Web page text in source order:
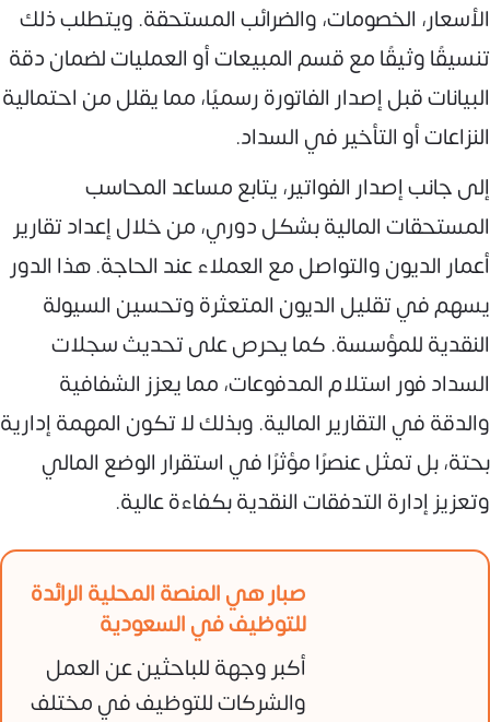
الأسعار، الخصومات، والضرائب المستحقة. ويتطلب ذلك
تنسيقًا وثيقًا مع قسم المبيعات أو العمليات لضمان دقة
البيانات قبل إصدار الفاتورة رسميًا، مما يقلل من احتمالية
النزاعات أو التأخير في السداد.
إلى جانب إصدار الفواتير، يتابع مساعد المحاسب
المستحقات المالية بشكل دوري، من خلال إعداد تقارير
أعمار الديون والتواصل مع العملاء عند الحاجة. هذا الدور
يسهم في تقليل الديون المتعثرة وتحسين السيولة
النقدية للمؤسسة. كما يحرص على تحديث سجلات
السداد فور استلام المدفوعات، مما يعزز الشفافية
والدقة في التقارير المالية. وبذلك لا تكون المهمة إدارية
بحتة، بل تمثل عنصرًا مؤثرًا في استقرار الوضع المالي
وتعزيز إدارة التدفقات النقدية بكفاءة عالية.
صبار هي المنصة المحلية الرائدة
للتوظيف في السعودية
أكبر وجهة للباحثين عن العمل
والشركات للتوظيف في مختلف